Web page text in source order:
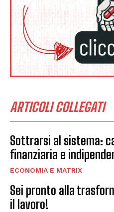
ARTICOLI COLLEGATI
Sottrarsi al sistema:
finanziaria e
ECONOMIA E MATRIX
Sei pronto alla
il lavoro!